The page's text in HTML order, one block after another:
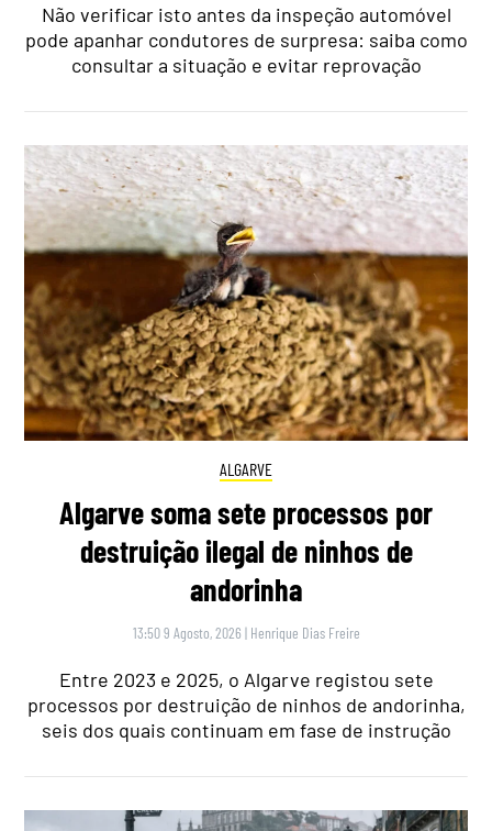
Não verificar isto antes da inspeção automóvel
pode apanhar condutores de surpresa: saiba como
consultar a situação e evitar reprovação
ALGARVE
Algarve soma sete processos por
destruição ilegal de ninhos de
andorinha
13:50 9 Agosto, 2026 | Henrique Dias Freire
Entre 2023 e 2025, o Algarve registou sete
processos por destruição de ninhos de andorinha,
seis dos quais continuam em fase de instrução